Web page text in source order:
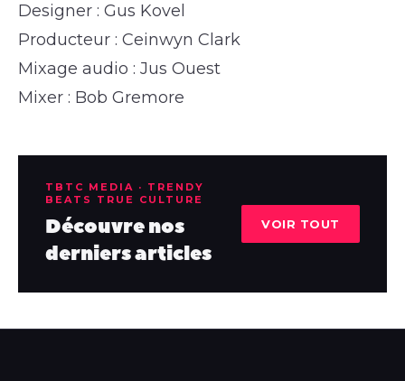
Designer : Gus Kovel
Producteur : Ceinwyn Clark
Mixage audio : Jus Ouest
Mixer : Bob Gremore
TBTC MEDIA · TRENDY
BEATS TRUE CULTURE
Découvre nos
derniers articles
VOIR TOUT